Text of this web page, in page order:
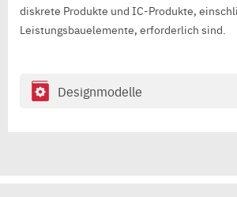
diskrete Produkte und IC-Produkte,
Leistungsbauelemente, erforderlich sind.
Designmodelle